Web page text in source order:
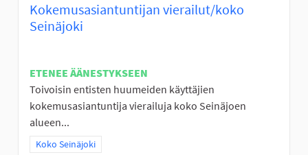
Kokemusasiantuntijan vierailut/koko
Seinäjoki
ETENEE ÄÄNESTYKSEEN
Toivoisin entisten huumeiden käyttäjien
kokemusasiantuntija vierailuja koko Seinäjoen
alueen...
Rajaa tulokset teeman mukaan: Koko Seinäjoki
Koko Seinäjoki